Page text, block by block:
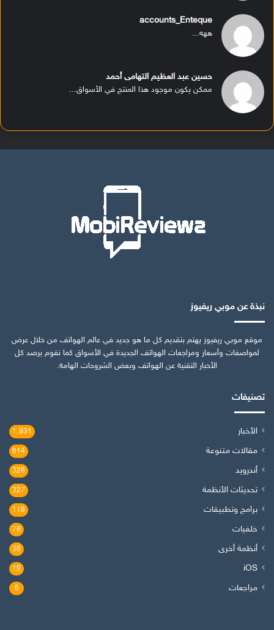
accounts_Enteque
ههه...
حسين عبد العظيم التهامى أحمد
ممكن يكون موجود هذا المنتج في الأسواق...
نبذة عن موبي ريفيوز
موقع موبي ريفيوز يهتم بتقديم كل ما هو جديد في عالم الهواتف من خلال عرض
لمواصفات وأسعار ومراجعات الهواتف الجديدة في الأسواق كما نقوم برصد كل
الأخبار التقنية عن الهواتف وبعض الشروحات الهامة.
تصنيفات
الأخبار 1٬931
مقالات متنوعة 614
أندرويد 328
تحديثات الأنظمة 327
برامج وتطبيقات 118
خلفيات 78
أنظمة أخرى 38
iOS
19
مراجعات 6